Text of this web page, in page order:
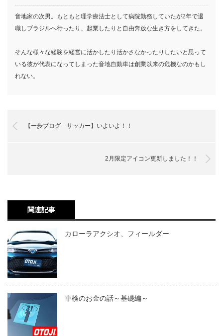
音地家の次男。もともと理学療法士として病院勤務していたが2年で退
職しブラジルへ行ったり、起業したりと自由奔放な生き方をしてきた。
そんな様々な経験を経営に活かしたり活かさなかったりしたいと思って
いる彼が代表になってしまった音地自動車は創業以来の危機なのかもし
れない。
【一歩ブログ サッカー】いよいよ！！
2月限定アイコン更新しました！！
関連記事
カローラアクシオ、フィールダー
車検のお金の話～基礎編～